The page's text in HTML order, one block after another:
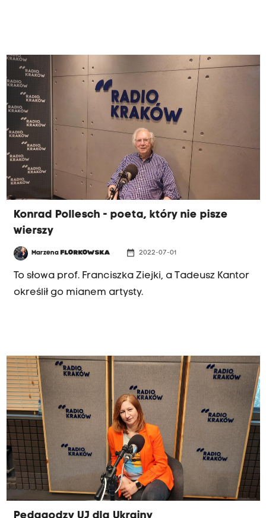
Konrad Pollesch - poeta, który nie pisze
wierszy
Marzena FLORKOWSKA date_range 2022-07-01
To słowa prof. Franciszka Ziejki, a Tadeusz Kantor
określił go mianem artysty.